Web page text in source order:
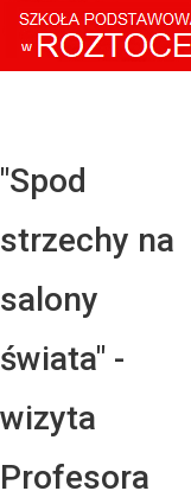
"Spod
strzechy na
salony
świata" -
wizyta
Profesora